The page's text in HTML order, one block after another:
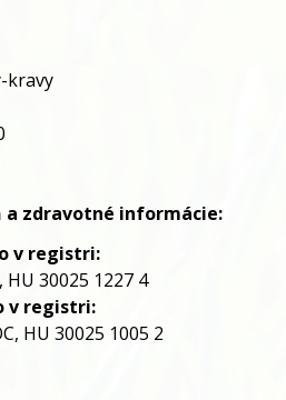
kravy
zdravotné informácie:
v registri:
HU 30025 1227 4
v registri:
HU 30025 1005 2